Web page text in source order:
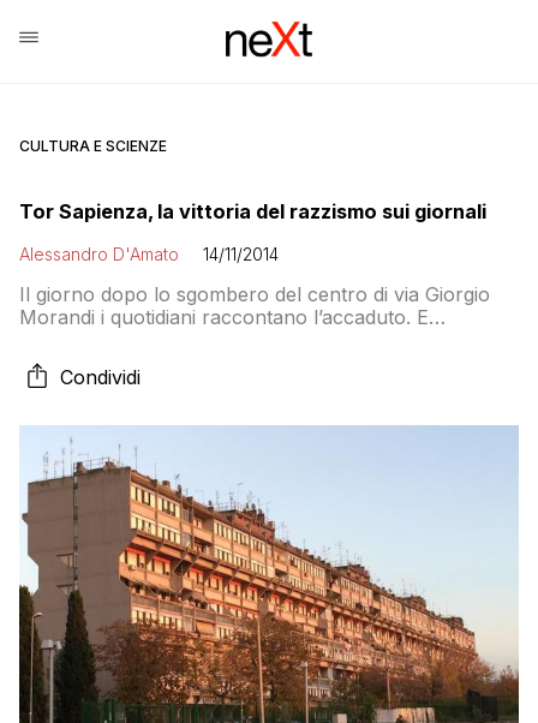
CULTURA E SCIENZE
Tor Sapienza, la vittoria del razzismo sui giornali
Alessandro D'Amato 14/11/2014
Il giorno dopo lo sgombero del centro di via Giorgio
Morandi i quotidiani raccontano l’accaduto. E
vittoria dei razzisti
Condividi